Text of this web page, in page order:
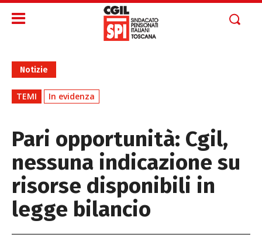
Notizie
TEMI In evidenza
Pari opportunità: Cgil,
nessuna indicazione su
risorse disponibili in
legge bilancio